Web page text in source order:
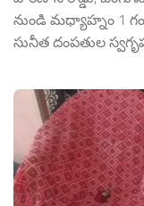
నుండి మధ్యాహ్నం 1
సునీత దంపతుల